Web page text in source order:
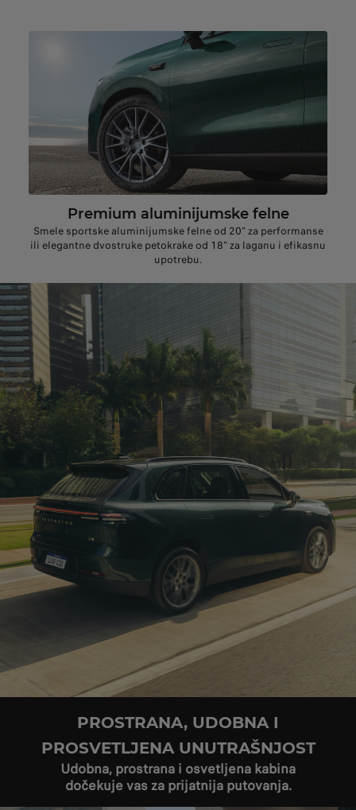
Premium aluminijumske felne
Smele sportske aluminijumske felne od 20" za performanse
ili elegantne dvostruke petokrake od 18" za laganu i efikasnu
upotrebu.
PROSTRANA, UDOBNA I
PROSVETLJENA UNUTRAŠNJOST
Udobna, prostrana i osvetljena kabina
dočekuje vas za prijatnija putovanja.